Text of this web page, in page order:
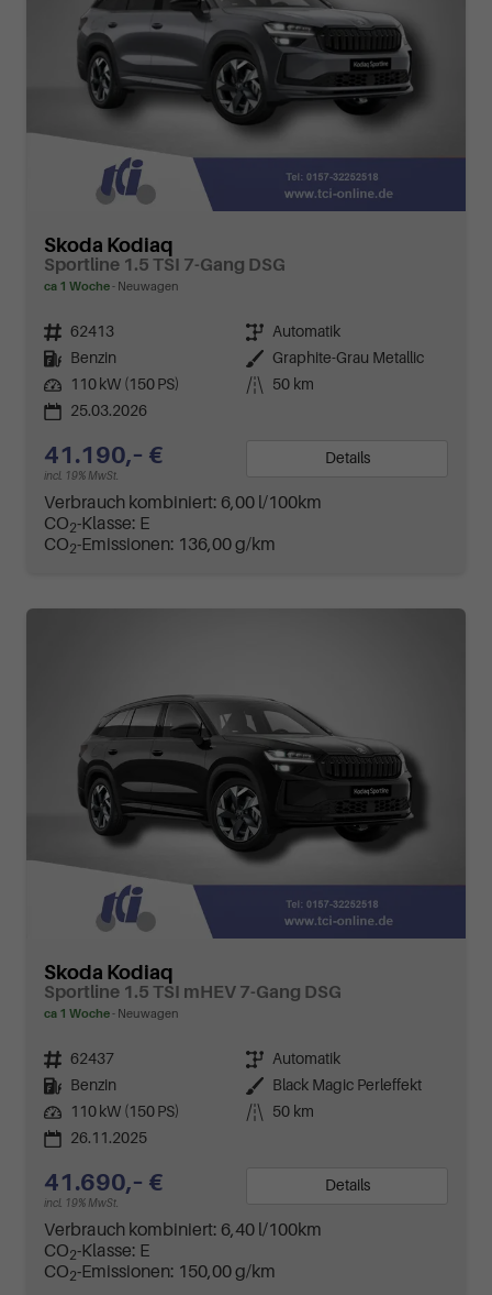
Skoda Kodiaq
Sportline 1.5 TSI 7-Gang DSG
ca 1 Woche Neuwagen
Fahrzeugnr. 62413 Getriebe Automatik
Kraftstoff
Benzin Außenfarbe
Graphite-Grau Metallic
Leistung
110 kW (150 PS) Kilometerstand
50 km
25.03.2026
41.190,– €
incl. 19% MwSt.
Details
Verbrauch kombiniert: 6,00 l/100km
CO2-Klasse: E
CO2-Emissionen: 136,00 g/km
Skoda Kodiaq
Sportline 1.5 TSI mHEV 7-Gang DSG
ca 1 Woche Neuwagen
Fahrzeugnr. 62437 Getriebe Automatik
Kraftstoff
Benzin Außenfarbe
Black Magic Perleffekt
Leistung
110 kW (150 PS) Kilometerstand
50 km
26.11.2025
41.690,– €
incl. 19% MwSt.
Details
Verbrauch kombiniert: 6,40 l/100km
CO2-Klasse: E
CO2-Emissionen: 150,00 g/km